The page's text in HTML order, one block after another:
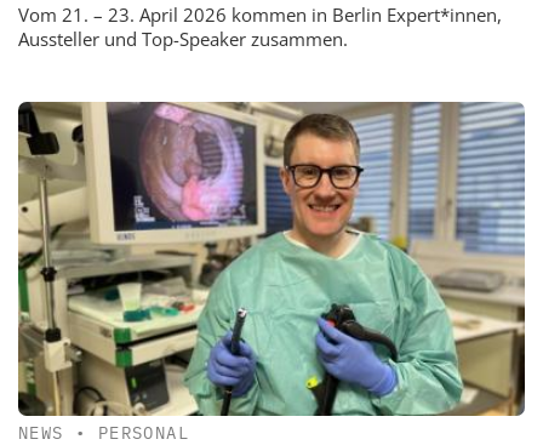
Vom 21. – 23. April 2026 kommen in Berlin Expert*innen,
Aussteller und Top-Speaker zusammen.
NEWS • PERSONAL